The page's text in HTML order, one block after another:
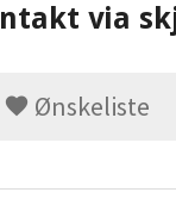
via
Ønskeliste